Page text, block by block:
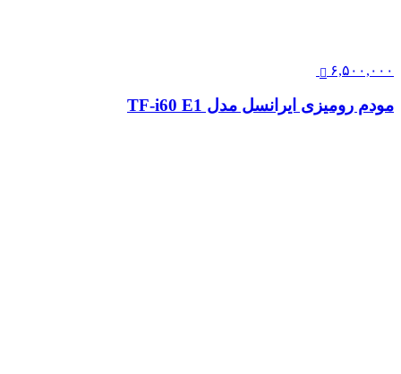
۶,۵۰۰,۰۰۰
مودم رومیزی ایرانسل مدل TF-i60 E1